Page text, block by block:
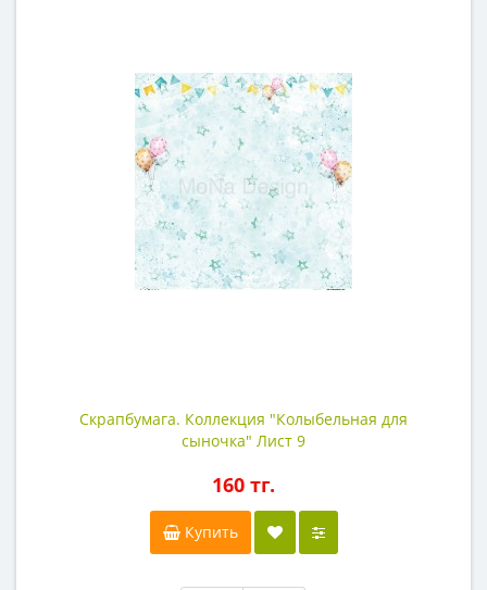
Скрапбумага. Коллекция "Колыбельная для
сыночка" Лист 9
160 тг.
Купить